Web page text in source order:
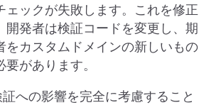
ェックが失敗します。これを修正
開発者は検証コードを変更し、期
をカスタムドメインの新しいもの
があります。
証への影響を完全に考慮すること